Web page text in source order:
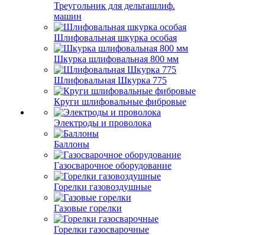
Треугольник для дельташлиф.
машин
Шлифовальная шкурка особая
Шкурка шлифовальная 800 мм
Шлифовальная Шкурка 775
Круги шлифовальные фибровые
Электроды и проволока
Баллоны
Газосварочное оборудование
Горелки газовоздушные
Газовые горелки
Горелки газосварочные